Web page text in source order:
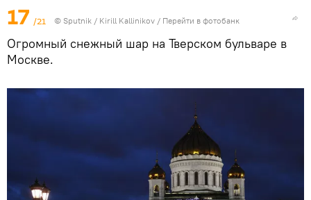
17 /21 © Sputnik / Kirill Kallinikov / Перейти в фотобанк
Огромный снежный шар на Тверском бульваре в
Москве.